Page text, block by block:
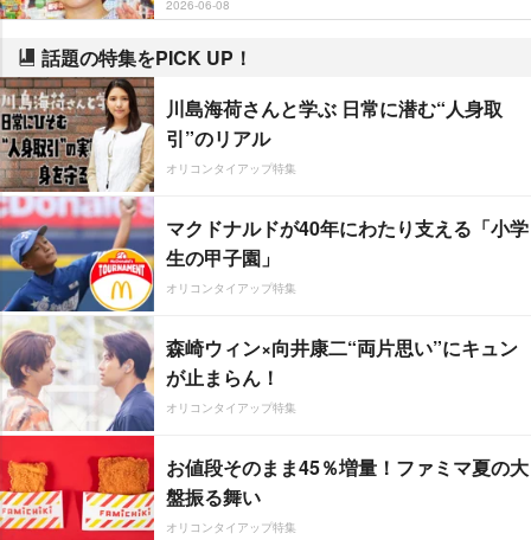
2026-06-08
話題の特集をPICK UP！
川島海荷さんと学ぶ 日常に潜む“人身取
引”のリアル
オリコンタイアップ特集
マクドナルドが40年にわたり支える「小学
生の甲子園」
オリコンタイアップ特集
森崎ウィン×向井康二“両片思い”にキュン
が止まらん！
オリコンタイアップ特集
お値段そのまま45％増量！ファミマ夏の大
盤振る舞い
オリコンタイアップ特集